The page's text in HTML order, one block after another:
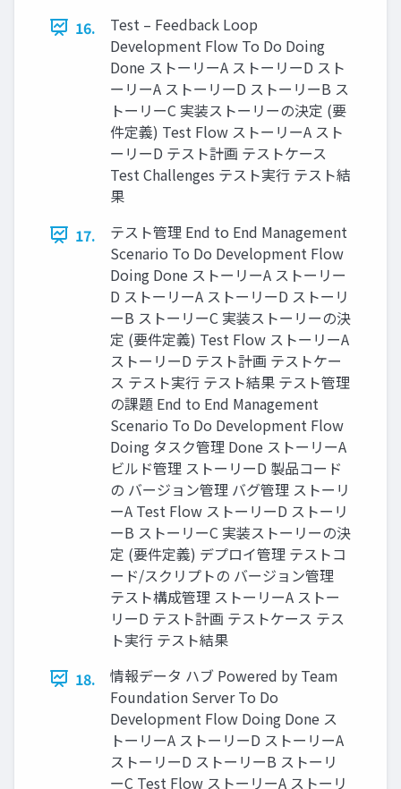
16.
Test – Feedback Loop
Development Flow To Do Doing
Done ストーリーA ストーリーD スト
ーリーA ストーリーD ストーリーB ス
トーリーC 実装ストーリーの決定 (要
件定義) Test Flow ストーリーA スト
ーリーD テスト計画 テストケース
Test Challenges テスト実⾏ テスト結
果
17.
テスト管理 End to End Management
Scenario To Do Development Flow
Doing Done ストーリーA ストーリー
D ストーリーA ストーリーD ストーリ
ーB ストーリーC 実装ストーリーの決
定 (要件定義) Test Flow ストーリーA
ストーリーD テスト計画 テストケー
ス テスト実⾏ テスト結果 テスト管理
の課題 End to End Management
Scenario To Do Development Flow
Doing タスク管理 Done ストーリーA
ビルド管理 ストーリーD 製品コード
の バージョン管理 バグ管理 ストーリ
ーA Test Flow ストーリーD ストーリ
ーB ストーリーC 実装ストーリーの決
定 (要件定義) デプロイ管理 テストコ
ード/スクリプトの バージョン管理
テスト構成管理 ストーリーA ストー
リーD テスト計画 テストケース テス
ト実⾏ テスト結果
18.
情報データ ハブ Powered by Team
Foundation Server To Do
Development Flow Doing Done ス
トーリーA ストーリーD ストーリーA
ストーリーD ストーリーB ストーリ
ーC Test Flow ストーリーA ストーリ